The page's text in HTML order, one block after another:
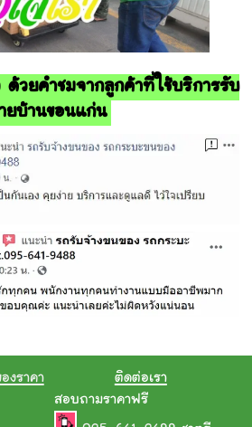
ด้วยคำชมจากลูกค้าที่ใช้บริการรับ
ยบ้านขอนแก่น
งราคา
ติดต่อเรา
สอบถามราคาฟรี